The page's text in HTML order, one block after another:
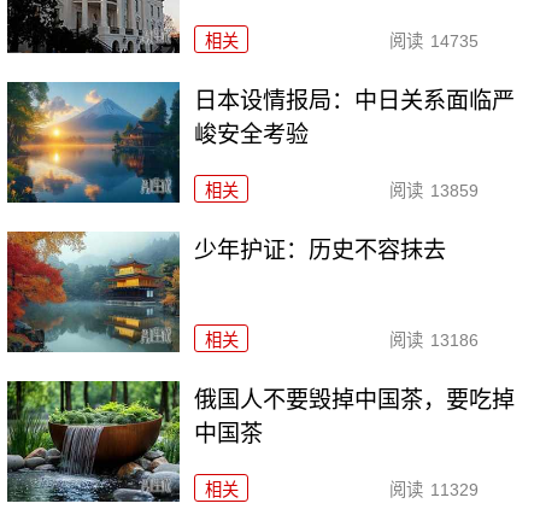
相关 阅读 14735
日本设情报局：中日关系面临严
峻安全考验
相关 阅读 13859
少年护证：历史不容抹去
相关 阅读 13186
俄国人不要毁掉中国茶，要吃掉
中国茶
相关 阅读 11329